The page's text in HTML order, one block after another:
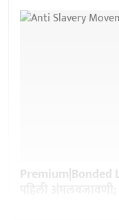
Premium|Bonded